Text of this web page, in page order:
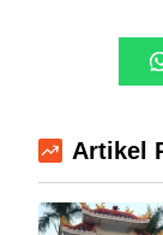
Artikel